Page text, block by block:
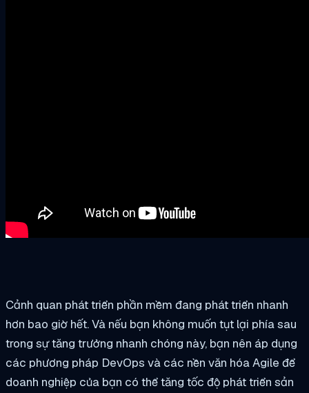
Cảnh quan phát triển phần mềm đang phát triển nhanh
hơn bao giờ hết. Và nếu bạn không muốn tụt lại phía sau
trong sự tăng trưởng nhanh chóng này, bạn nên áp dụng
các phương pháp DevOps và các nền văn hóa Agile để
doanh nghiệp của bạn có thể tăng tốc độ phát triển sản